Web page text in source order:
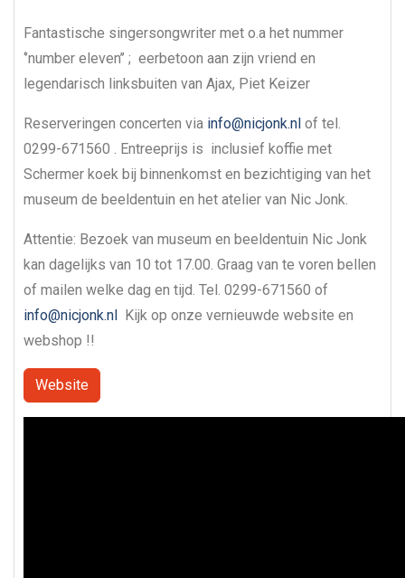
Fantastische singersongwriter met o.a het nummer
‘’number eleven’’ ; eerbetoon aan zijn vriend en
legendarisch linksbuiten van Ajax, Piet Keizer
Reserveringen concerten via info@nicjonk.nl of tel.
0299-671560 . Entreeprijs is inclusief koffie met
Schermer koek bij binnenkomst en bezichtiging van het
museum de beeldentuin en het atelier van Nic Jonk.
Attentie: Bezoek van museum en beeldentuin Nic Jonk
kan dagelijks van 10 tot 17.00. Graag van te voren bellen
of mailen welke dag en tijd. Tel. 0299-671560 of
info@nicjonk.nl Kijk op onze vernieuwde website en
webshop !!
Website